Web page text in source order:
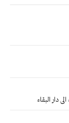
دار البقاء